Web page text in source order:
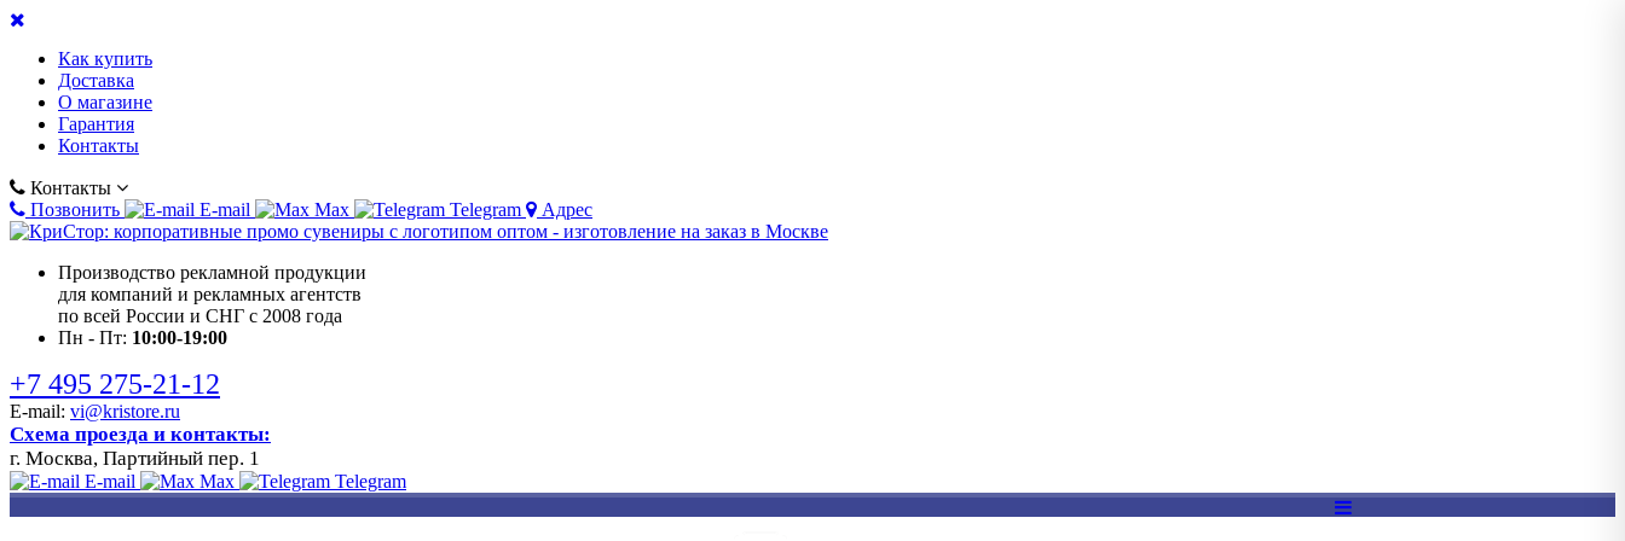
Как купить
Доставка
О магазине
Гарантия
Контакты
Контакты
Позвонить
E-mail Max Telegram Адрес
Производство рекламной продукции
для компаний и рекламных агентств
по всей России и СНГ с 2008 года
Пн - Пт: 10:00-19:00
+7 495 275-21-12
E-mail: vi@kristore.ru
Схема проезда и контакты:
г. Москва, Партийный пер. 1
E-mail Max Telegram